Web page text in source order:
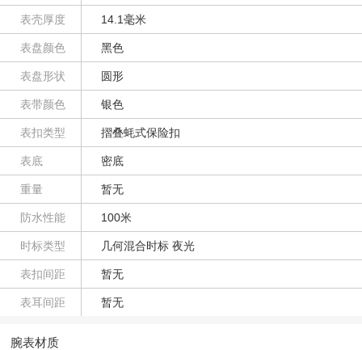
表壳厚度 14.1毫米
表盘颜色 黑色
表盘形状 圆形
表带颜色 银色
表扣类型 摺叠蚝式保险扣
表底 密底
重量 暂无
防水性能 100米
时标类型 几何混合时标 夜光
表扣间距 暂无
表耳间距 暂无
腕表材质